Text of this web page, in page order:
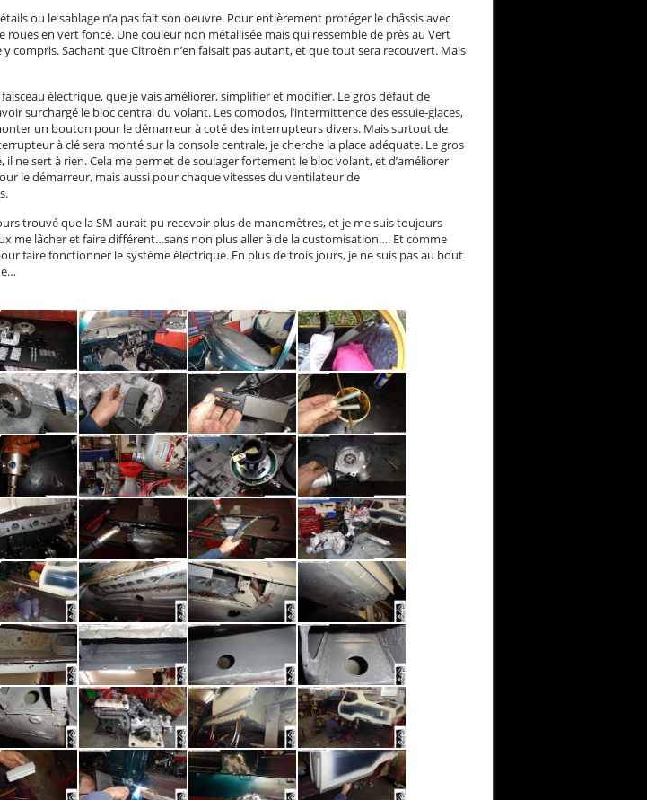
ou le sablage n’a pas fait son oeuvre. Pour entièrement protéger le châssis avec
en vert foncé. Une couleur non métallisée mais qui ressemble de près au Vert
compris. Sachant que Citroën n’en faisait pas autant, et que tout sera recouvert. Mais
électrique, que je vais améliorer, simplifier et modifier. Le gros défaut de
surchargé le bloc central du volant. Les comodos, l’intermittence des essuie-glaces,
un bouton pour le démarreur à coté des interrupteurs divers. Mais surtout de
à clé sera monté sur la console centrale, je cherche la place adéquate. Le gros
il ne sert à rien. Cela me permet de soulager fortement le bloc volant, et d’améliorer
le démarreur, mais aussi pour chaque vitesses du ventilateur de
trouvé que la SM aurait pu recevoir plus de manomètres, et je me suis toujours
me lâcher et faire différent…sans non plus aller à de la customisation…. Et comme
faire fonctionner le système électrique. En plus de trois jours, je ne suis pas au bout